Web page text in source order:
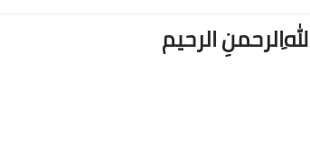
اﷲِالرحمنِ الرحيم